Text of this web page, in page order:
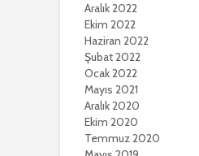
Aralık 2022
Ekim 2022
Haziran 2022
Şubat 2022
Ocak 2022
Mayıs 2021
Aralık 2020
Ekim 2020
Temmuz 2020